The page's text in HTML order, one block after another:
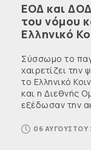
ΕΟΔ και
του νόμου
Ελληνικό
Σύσσωμο το
χαιρετίζει την
το Ελληνικό
και η Διεθνής
εξέδωσαν την
06 ΑΥΓΟΥΣΤΟΥ